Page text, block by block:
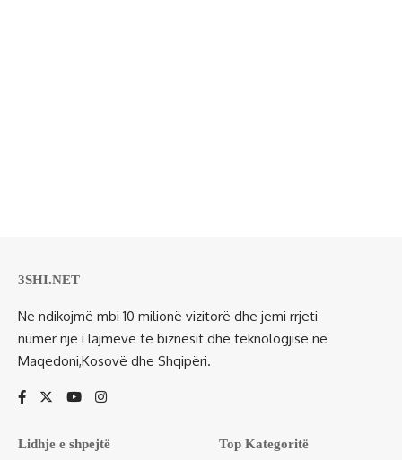
3SHI.NET
Ne ndikojmë mbi 10 milionë vizitorë dhe jemi rrjeti
numër një i lajmeve të biznesit dhe teknologjisë në
Maqedoni,Kosovë dhe Shqipëri.
Lidhje e shpejtë Top Kategoritë